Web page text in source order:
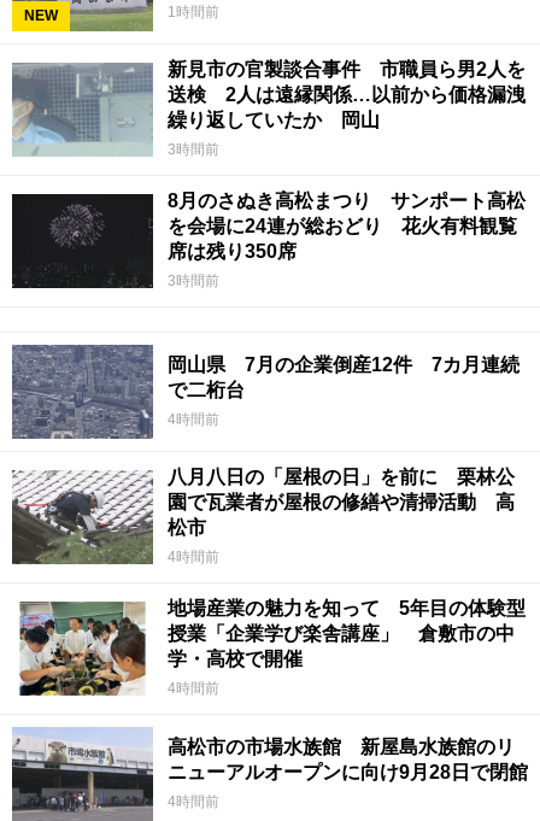
NEW 1時間前
新見市の官製談合事件 市職員ら男2人を
送検 2人は遠縁関係…以前から価格漏洩
繰り返していたか 岡山
3時間前
8月のさぬき高松まつり サンポート高松
を会場に24連が総おどり 花火有料観覧
席は残り350席
3時間前
岡山県 7月の企業倒産12件 7カ月連続
で二桁台
4時間前
八月八日の「屋根の日」を前に 栗林公
園で瓦業者が屋根の修繕や清掃活動 高
松市
4時間前
地場産業の魅力を知って 5年目の体験型
授業「企業学び楽舎講座」 倉敷市の中
学・高校で開催
4時間前
高松市の市場水族館 新屋島水族館のリ
ニューアルオープンに向け9月28日で閉館
4時間前